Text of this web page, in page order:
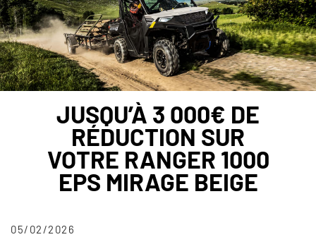
JUSQU’À 3 000€ DE
RÉDUCTION SUR
VOTRE RANGER 1000
EPS MIRAGE BEIGE
05/02/2026